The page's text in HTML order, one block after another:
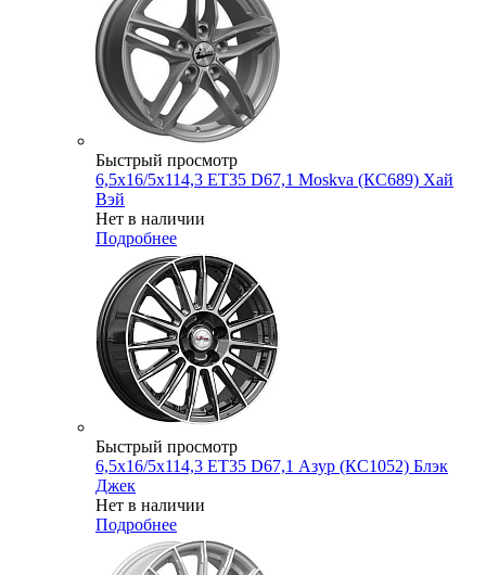
Быстрый просмотр
6,5x16/5x114,3 ET35 D67,1 Moskva (КС689) Хай
Вэй
Нет в наличии
Подробнее
Быстрый просмотр
6,5x16/5x114,3 ET35 D67,1 Азур (КС1052) Блэк
Джек
Нет в наличии
Подробнее